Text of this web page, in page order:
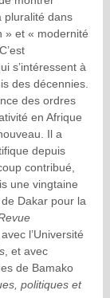
pluralité dans
» et « modernité
s’intéressent à
des décennies.
des ordres
en Afrique
Il a
depuis
contribué,
une vingtaine
Dakar pour la
l’Université
, et avec
de Bamako
politiques et